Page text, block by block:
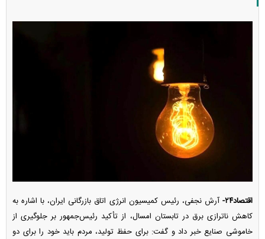
اقتصاد۲۴-
آرش نجفی، رئیس کمیسیون انرژی اتاق بازرگانی ایران، با اشاره به
کاهش ناترازی برق در تابستان امسال، از تأکید رئیس‌جمهور بر جلوگیری از
خاموشی صنایع خبر داد و گفت: برای حفظ تولید، مردم باید خود را برای دو